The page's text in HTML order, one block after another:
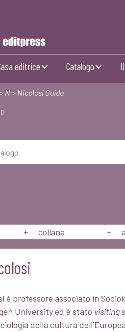
editrice Catalogo
> N > Nicolosi Guido
+ collane +
è professore associato in
University ed è stato visiting
della cultura